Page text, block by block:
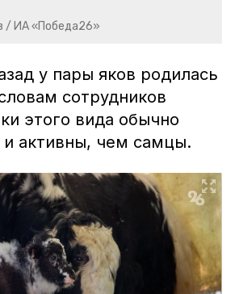
/ ИА «Победа26»
у пары яков родилась
сотрудников
этого вида обычно
и активны, чем самцы.